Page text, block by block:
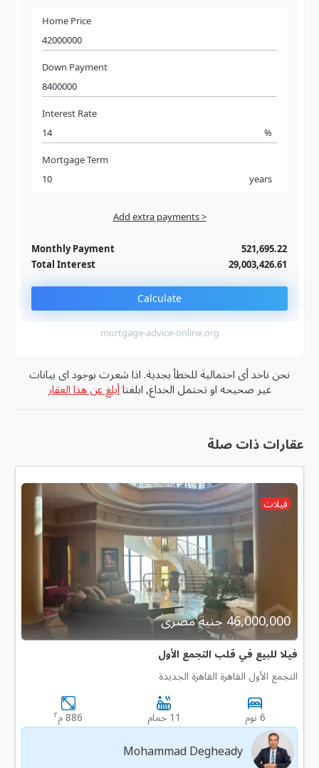
Home Price
Down Payment
Interest Rate
%
Mortgage Term
years
Add extra payments >
Monthly Payment
521,695.22
Total Interest
29,003,426.61
Calculate
mortgage-advice-online.org
نحن ناخد أى احتمالية للخطأ بجدية. اذا شعرت بوجود اى بيانات
غير صحيحه او تحتمل الخداع, ابلغنا أبلغ عن هذا العقار
عقارات ذات صلة
فيلات
46,000,000 جنية مصرى
فيلا للبيع في قلب التجمع الأول
التجمع الأول القاهرة القاهرة الجديدة
6 نوم 11 حمام 886 م ٢
Mohammad Degheady